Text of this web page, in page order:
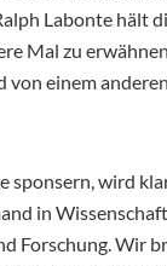
Labonte hält
Mal zu
von einem
wird
in
Forschung. Wir